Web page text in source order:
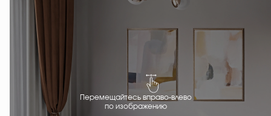
Перемещайтесь вправо-влево
по изображению